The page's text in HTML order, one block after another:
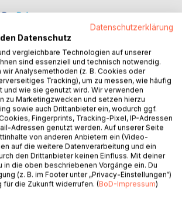
Weiterentwicklung der Strahlentherapie
macht neue, angepasste und
zur Qualitätskontrolle notwendig.
bildet traditionell, nicht nur in der
Möglichkeit zur Dosismessung mit der
IMRT steht für
Strahlentherapie, eine Technik der
Datenschutzerklärung
Datenschutz
vergleichbare Technologien auf unserer
sind essenziell und technisch notwendig.
Analysemethoden (z. B. Cookies oder
Tracking), um zu messen, wie häufig
und wie sie genutzt wird. Wir verwenden
zu Marketingzwecken und setzen hierzu
sowie auch Drittanbieter ein, wodurch ggf.
Fingerprints, Tracking-Pixel, IP-Adressen
Adressen genutzt werden. Auf unserer Seite
von anderen Anbietern ein (Video-
auf die weitere Datenverarbeitung und ein
den Drittanbieter keinen Einfluss. Mit deiner
in die oben beschriebenen Vorgänge ein. Du
(z. B. im Footer unter „Privacy-Einstellungen“)
für die Zukunft widerrufen. (BoD-Impressum)